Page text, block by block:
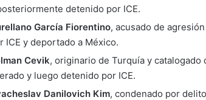
detenido por ICE.
García Fiorentino, acusado de
ICE y deportado a México.
Cevik, originario de Turquía y catalogado
y luego detenido por ICE.
Danilovich Kim, condenado por